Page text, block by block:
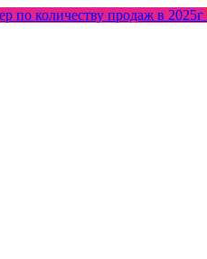
по количеству продаж в 2025г